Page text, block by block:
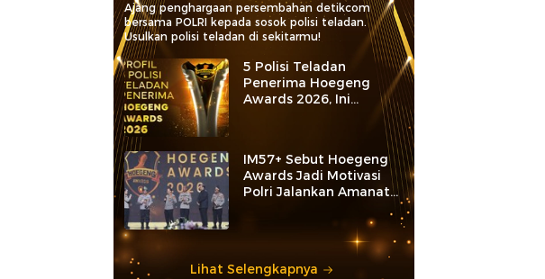
Ajang penghargaan persembahan detikcom
bersama POLRI kepada sosok polisi teladan.
Usulkan polisi teladan di sekitarmu!
5 Polisi Teladan
Penerima Hoegeng
Awards 2026, Ini
Kategori dan Kiprahnya
IM57+ Sebut Hoegeng
Awards Jadi Motivasi
Polri Jalankan Amanat
Lihat Selengkapnya